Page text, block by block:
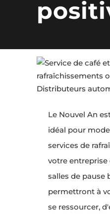
Le Nouvel An
idéal pour
services de
votre entreprise
salles de pause
permettront à
se ressourcer,